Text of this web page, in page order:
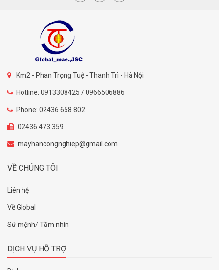
Km2 - Phan Trọng Tuệ - Thanh Trì - Hà Nội
Hotline: 0913308425 / 0966506886
Phone: 02436 658 802
02436 473 359
mayhancongnghiep@gmail.com
VỀ CHÚNG TÔI
Liên hệ
Về Global
Sứ mệnh/ Tầm nhìn
DỊCH VỤ HỖ TRỢ